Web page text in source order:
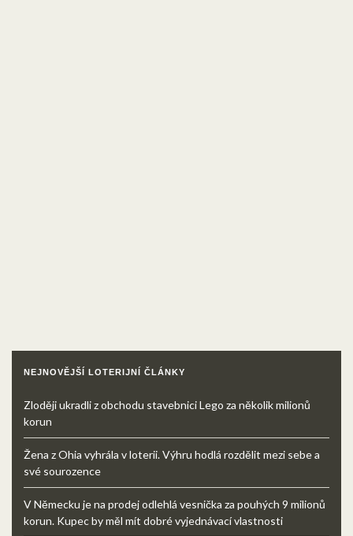
NEJNOVĚJŠÍ LOTERIJNÍ ČLÁNKY
Zloději ukradli z obchodu stavebnici Lego za několik milionů
korun
Žena z Ohia vyhrála v loterii. Výhru hodlá rozdělit mezi sebe a
své sourozence
V Německu je na prodej odlehlá vesnička za pouhých 9 milionů
korun. Kupec by měl mít dobré vyjednávací vlastnosti